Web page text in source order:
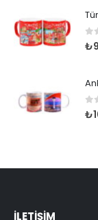
0
₺
0
₺
İLETIŞIM